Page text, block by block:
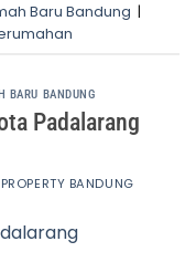
Baru Bandung |
BARU BANDUNG
Padalarang
PROPERTY BANDUNG